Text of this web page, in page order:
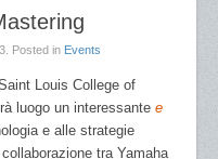
. Posted in Events
Louis College of
luogo un interessante e
e alle strategie
tra Yamaha